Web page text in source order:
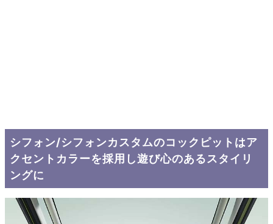
シフォン/シフォンカスタムのコックピットはア
クセントカラーを採用し遊び心のあるスタイリ
ングに